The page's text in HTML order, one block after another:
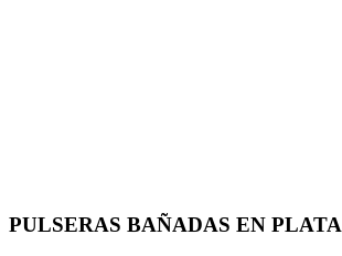
PULSERAS BAÑADAS EN PLATA